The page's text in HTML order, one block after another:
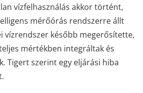
vízfelhasználás akkor történt,
mérőórás rendszerre állt
vízrendszer később megerősítette,
mértékben integráltak és
Tigert szerint egy eljárási hiba